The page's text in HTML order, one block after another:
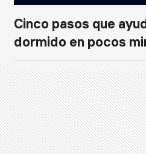
Cinco pasos que
dormido en pocos